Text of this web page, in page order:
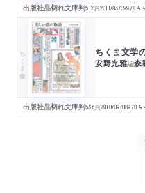
出版社品切れ文庫判512頁2011/03/09978-4-
ちくま文庫 ちくま文
安野光雅編森
出版社品切れ文庫判536頁2010/09/08978-4-